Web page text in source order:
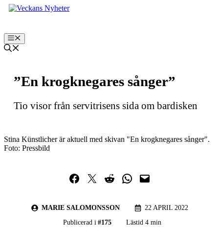
Hoppa
Meny
”En krogknegares sånger”
Tio visor från servitrisens sida om bardisken
Stina Künstlicher är aktuell med skivan "En krogknegares sånger".
Foto: Pressbild
Dela på Facebook
Dela på TwitterDela på RedditDela i WhatsApp
Maila en länk
MARIE SALOMONSSON
22 APRIL 2022
Publicerad i #175 Lästid 4 min